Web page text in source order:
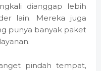
dianggap lebih
lain. Mereka juga
punya banyak paket
pindah tempat,